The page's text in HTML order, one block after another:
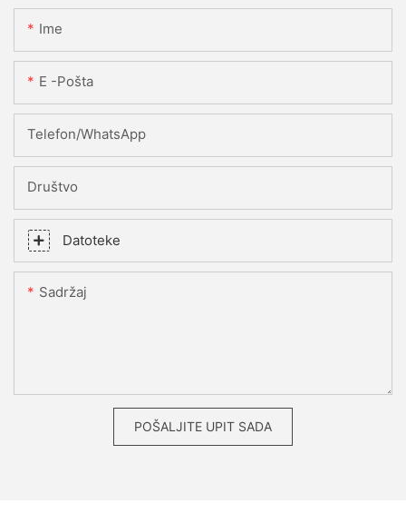
Ime
E -pošta
Telefon/WhatsApp
Društvo
Datoteke
Sadržaj
POŠALJITE UPIT SADA